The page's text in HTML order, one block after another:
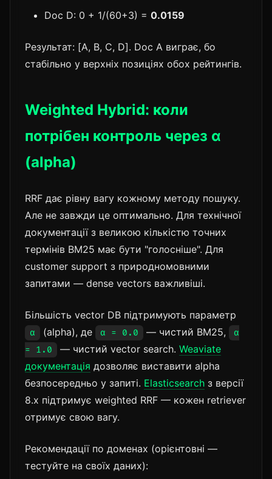
Doc D: 0 + 1/(60+3) = 0.0159
Результат: [A, B, C, D]. Doc A виграє, бо
стабільно у верхніх позиціях обох рейтингів.
Weighted Hybrid: коли
потрібен контроль через α
(alpha)
RRF дає рівну вагу кожному методу пошуку.
Але не завжди це оптимально. Для технічної
документації з великою кількістю точних
термінів BM25 має бути "голосніше". Для
customer support з природномовними
запитами — dense vectors важливіші.
Більшість vector DB підтримують параметр
α (alpha), де α = 0.0 — чистий BM25,
α
= 1.0
— чистий vector search. Weaviate
документація дозволяє виставити alpha
безпосередньо у запиті. Elasticsearch з версії
8.x підтримує weighted RRF — кожен retriever
отримує свою вагу.
Рекомендації по доменах (орієнтовні —
тестуйте на своїх даних):